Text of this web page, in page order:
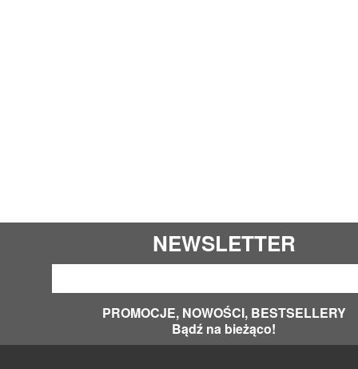
NEWSLETTER
PROMOCJE, NOWOŚCI, BESTSELLERY
Bądź na bieżąco!